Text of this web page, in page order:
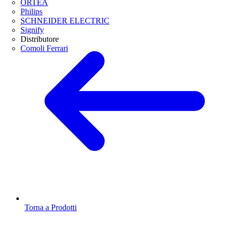
ORTEA
Philips
SCHNEIDER ELECTRIC
Signify
Distributore
Comoli Ferrari
Torna a Prodotti